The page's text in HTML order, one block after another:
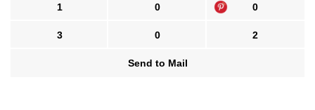
1 0 0
3 0 2
Send to Mail